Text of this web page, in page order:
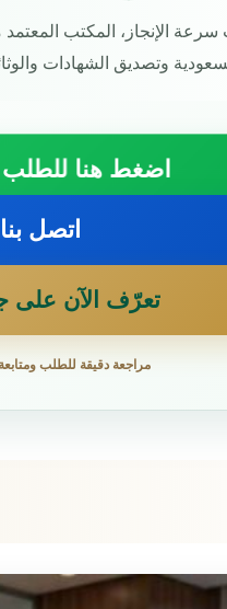
الإنجاز، المكتب
وتصديق الشهادات
اضغط هنا للطلب
اتصل
تعرّف الآن على
مراجعة دقيقة للطلب